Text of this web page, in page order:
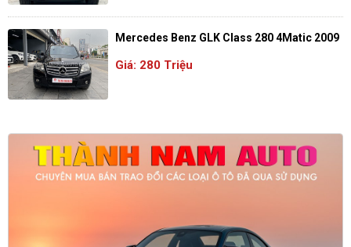
Mercedes Benz GLK Class 280 4Matic 2009
Giá: 280 Triệu